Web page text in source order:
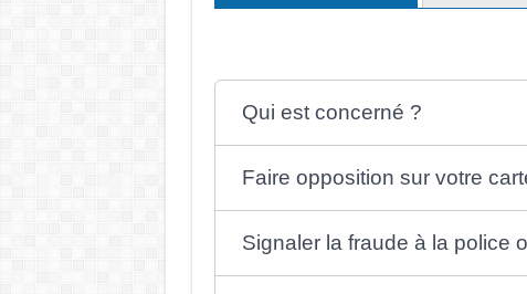
Qui est concerné ?
Faire opposition sur votre
Signaler la fraude à la police